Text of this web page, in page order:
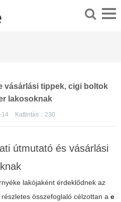
vásárlási tippek, cigi boltok
lakosoknak
14 Kattintás： 230
útmutató és vásárlási
lakójaként érdeklődnek az
összefoglaló célzottan a e